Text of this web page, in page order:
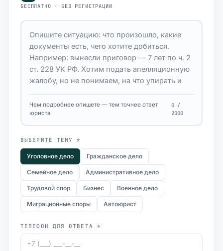
БЕСПЛАТНО · БЕЗ РЕГИСТРАЦИИ
Чем подробнее опишете — тем точнее ответ
юриста
0 /
2000
ВЫБЕРИТЕ ТЕМУ *
Уголовное дело Гражданское дело
Семейное дело Административное дело
Трудовой спор Бизнес Военное дело
Миграционные споры Автоюрист
ТЕЛЕФОН ДЛЯ ОТВЕТА *